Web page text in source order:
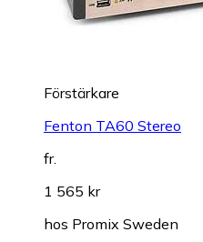
Förstärkare
Fenton TA60 Stereo
fr.
1 565 kr
hos Promix Sweden